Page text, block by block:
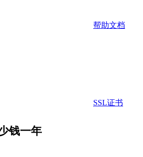
帮助文档
SSL证书
钱一年